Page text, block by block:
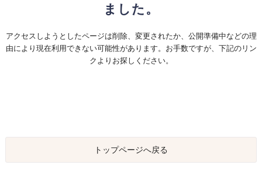
ました。
アクセスしようとしたページは削除、変更されたか、公開準備中などの理
由により現在利用できない可能性があります。お手数ですが、下記のリン
クよりお探しください。
トップページへ戻る